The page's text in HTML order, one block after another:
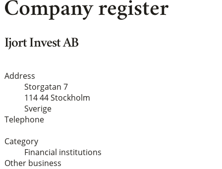
Company register
Ijort Invest AB
Address
Storgatan 7
114 44 Stockholm
Sverige
Telephone
Category
Financial institutions
Other business